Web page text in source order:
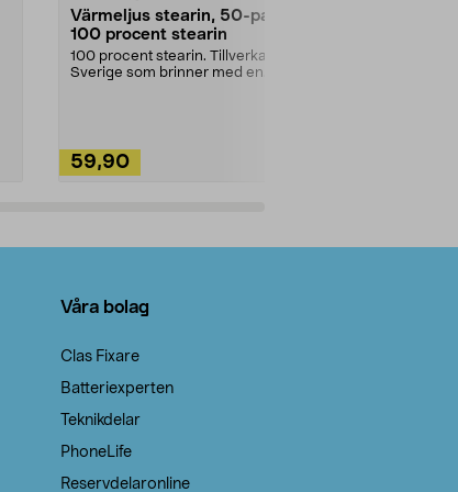
Värmeljus stearin, 50-pack,
100 procent stearin
100 procent stearin. Tillverkade i
Sverige som brinner med en
59,90
Våra bolag
Clas Fixare
Batteriexperten
Teknikdelar
PhoneLife
Reservdelaronline